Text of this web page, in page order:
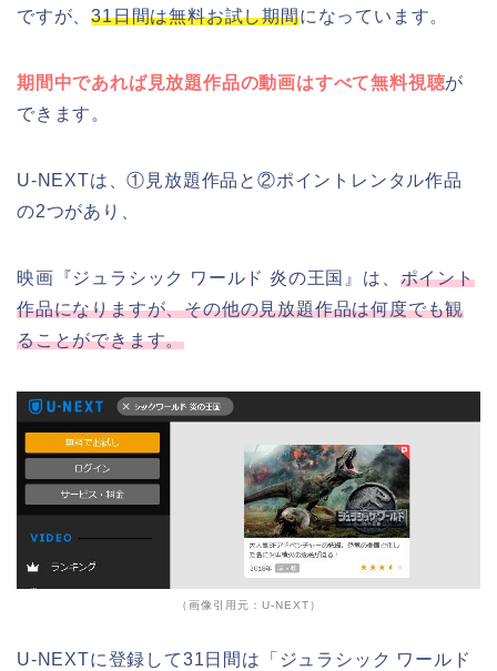
ですが、31日間は無料お試し期間になっています。
期間中であれば見放題作品の動画はすべて無料視聴が
できます。
U-NEXTは、①見放題作品と②ポイントレンタル作品
の2つがあり、
映画『ジュラシック ワールド 炎の王国』は、 ポイント
作品になりますが、その他の見放題作品は何度でも観
ることができます。
（画像引用元：U-NEXT）
U-NEXTに登録して31日間は「ジュラシック ワールド